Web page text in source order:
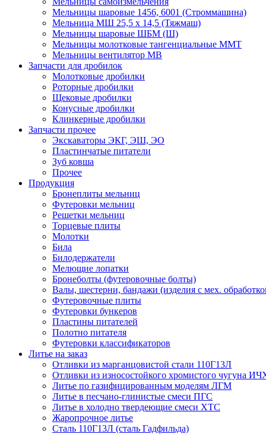
Мельницы шаровые 1456, 6001 (Строммашина)
Мельница МШ 25,5 х 14,5 (Тяжмаш)
Мельницы шаровые ШБМ (Ш)
Мельницы молотковые тангенциальные ММТ
Мельницы вентилятор МВ
Запчасти для дробилок
Молотковые дробилки
Роторные дробилки
Щековые дробилки
Конусные дробилки
Клинкерные дробилки
Запчасти прочее
Экскаваторы ЭКГ, ЭШ, ЭО
Пластинчатые питатели
Зуб ковша
Прочее
Продукция
Бронеплиты мельниц
Футеровки мельниц
Решетки мельниц
Торцевые плиты
Молотки
Била
Билодержатели
Мелющие лопатки
Бронеболты (футеровочные болты)
Валы, шестерни, бандажи (изделия с мех.
Футеровочные плиты
Футеровки бункеров
Пластины питателей
Полотно питателя
Футеровки классификаторов
Литье на заказ
Отливки из марганцовистой стали 110Г13Л
Отливки из износостойкого хромистого чугуна
Литье по газифицированным моделям ЛГМ
Литье в песчано-глинистые смеси ПГС
Литье в холодно твердеющие смеси ХТС
Жаропрочное литье
Сталь 110Г13Л (сталь Гадфильда)